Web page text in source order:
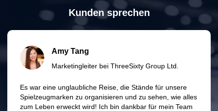
Kunden sprechen
Amy Tang
Marketingleiter bei ThreeSixty Group Ltd.
Es war eine unglaubliche Reise, die Stände für unsere
Spielzeugmarken zu organisieren und zu sehen, wie alles
zum Leben erweckt wird! Ich bin dankbar für mein Team